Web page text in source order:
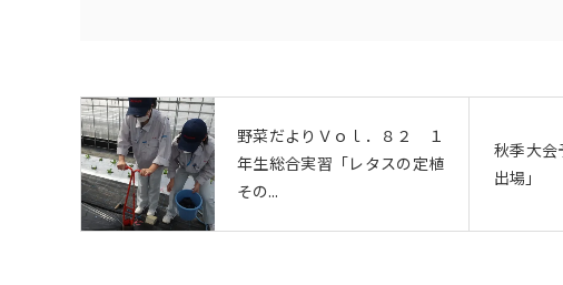
野菜だよりＶｏｌ．８２ １
年生総合実習「レタスの定植
その...
秋季大会
出場」